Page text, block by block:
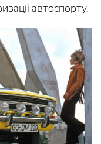
автоспорту.